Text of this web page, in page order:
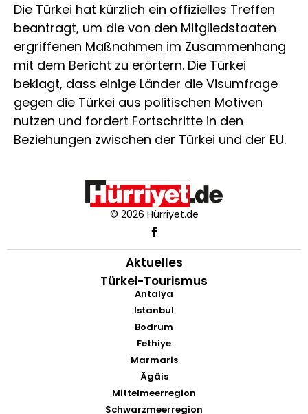
Die Türkei hat kürzlich ein offizielles Treffen
beantragt, um die von den Mitgliedstaaten
ergriffenen Maßnahmen im Zusammenhang
mit dem Bericht zu erörtern. Die Türkei
beklagt, dass einige Länder die Visumfrage
gegen die Türkei aus politischen Motiven
nutzen und fordert Fortschritte in den
Beziehungen zwischen der Türkei und der EU.
© 2026 Hürriyet.de
Aktuelles
Türkei-Tourismus
Antalya
Istanbul
Bodrum
Fethiye
Marmaris
Ägäis
Mittelmeerregion
Schwarzmeerregion